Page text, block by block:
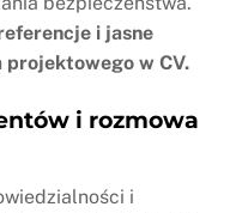
i jasne
projektowego w CV.
i rozmowa
i